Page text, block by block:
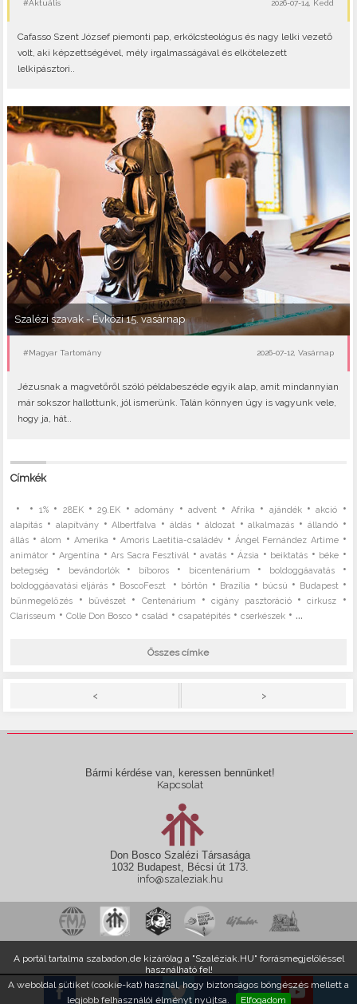
A weboldal sütiket (cookie-kat) használ, hogy biztonságos böngészés mellett a
legjobb felhasználói élményt nyújtsa.
Elfogadom
#Aktuális 2026-07-14, Kedd
Cafasso Szent József piemonti pap, erkölcsteológus és nagy lelki vezető
volt, aki képzettségével, mély irgalmasságával és elkötelezett
lelkipásztori..
Szalézi szavak - Évközi 15. vasárnap
#Magyar Tartomány 2026-07-12, Vasárnap
Jézusnak a magvetőről szóló példabeszéde egyik alap, amit mindannyian
már sokszor hallottunk, jól ismerünk. Talán könnyen úgy is vagyunk vele,
hogy ja, hát..
Címkék
• • 1%• 28EK•29.EK •adomány •advent • Afrika • ajándék•akció •
alapítás • alapítvány•Albertfalva •áldás • áldozat •alkalmazás • állandó•
állás •álom • Amerika • Amoris Laetitia-családév •Ángel Fernández Artime•
animátor •Argentína •Ars Sacra Fesztivál •avatás •Ázsia • beiktatás • béke •
betegség • bevándorlók• bíboros • bicentenárium • boldoggáavatás•
boldoggáavatási eljárás • BoscoFeszt • börtön • Brazília • búcsú • Budapest •
bűnmegelőzés • bűvészet • Centenárium •cigány pasztoráció•cirkusz •
Clarisseum •Colle Don Bosco •család •csapatépítés •cserkészek • ...
Összes címke
< >
Bármi kérdése van, keressen bennünket!
Kapcsolat
Don Bosco Szalézi Társasága
1032 Budapest, Bécsi út 173.
info@szaleziak.hu
A portál tartalma szabadon,de kizárólag a "Szaléziak.HU" forrásmegjelöléssel
használható fel!